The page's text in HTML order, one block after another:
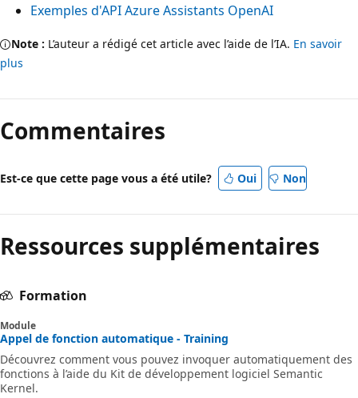
Exemples d'API Azure Assistants OpenAI
Note : L’auteur a rédigé cet article avec l’aide de l’IA. En savoir
plus
Commentaires
Est-ce que cette page vous a été utile? Oui Non
Ressources supplémentaires
Formation
Module
Appel de fonction automatique - Training
Découvrez comment vous pouvez invoquer automatiquement des
fonctions à l’aide du Kit de développement logiciel Semantic
Kernel.